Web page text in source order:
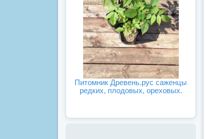
Питомник Древень.рус саженцы
редких, плодовых, ореховых.